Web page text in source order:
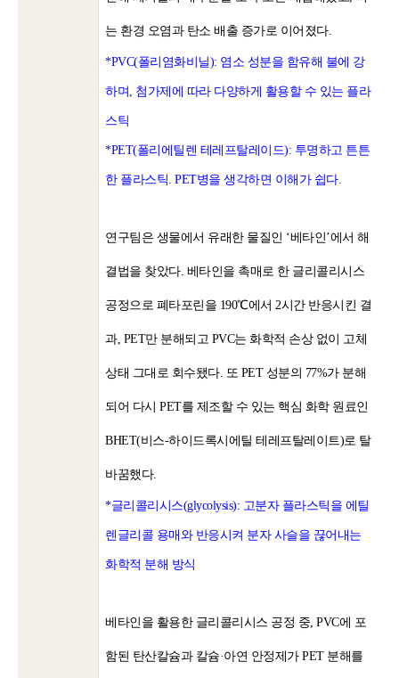
는 환경 오염과 탄소 배출 증가로 이어졌다.
*PVC(폴리염화비닐): 염소 성분을 함유해 불에 강
하며, 첨가제에 따라 다양하게 활용할 수 있는 플라
스틱
*PET(폴리에틸렌 테레프탈레이드): 투명하고 튼튼
한 플라스틱. PET병을 생각하면 이해가 쉽다.
연구팀은 생물에서 유래한 물질인 ‘베타인’에서 해
결법을 찾았다. 베타인을 촉매로 한 글리콜리시스
공정으로 폐타포린을 190℃에서 2시간 반응시킨 결
과, PET만 분해되고 PVC는 화학적 손상 없이 고체
상태 그대로 회수됐다. 또 PET 성분의 77%가 분해
되어 다시 PET를 제조할 수 있는 핵심 화학 원료인
BHET(비스-하이드록시에틸 테레프탈레이트)로 탈
바꿈했다.
*글리콜리시스(glycolysis): 고분자 플라스틱을 에틸
렌글리콜 용매와 반응시켜 분자 사슬을 끊어내는
화학적 분해 방식
베타인을 활용한 글리콜리시스 공정 중, PVC에 포
함된 탄산칼슘과 칼슘·아연 안정제가 PET 분해를